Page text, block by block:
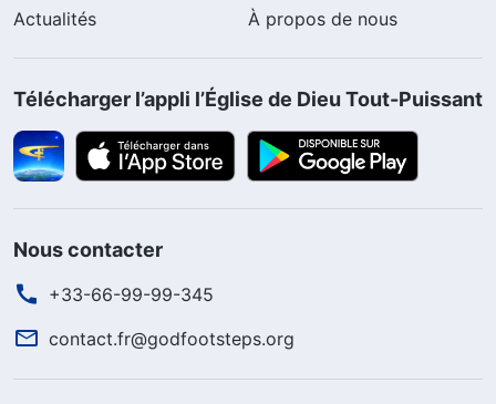
Actualités
À propos de nous
Télécharger l’appli l’Église de Dieu Tout-Puissant
Nous contacter
+33-66-99-99-345
contact.fr@godfootsteps.org